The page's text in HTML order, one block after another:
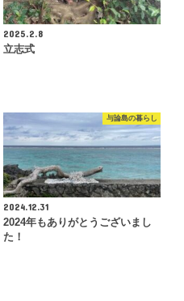
2025.2.8
立志式
与論島の暮らし
2024.12.31
2024年もありがとうございまし
た！